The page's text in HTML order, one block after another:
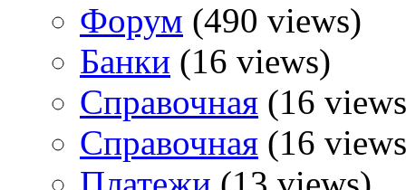
Форум (490 views)
Банки (16 views)
Справочная (16
Справочная (16